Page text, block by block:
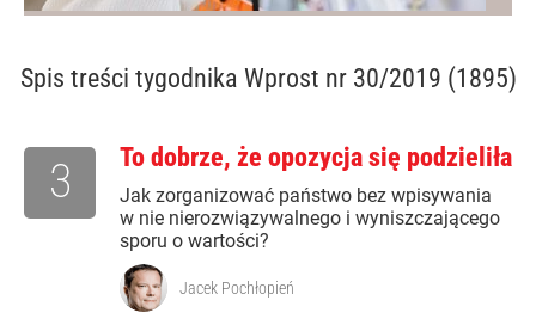
Spis treści tygodnika Wprost nr 30/2019 (1895)
To dobrze, że opozycja się podzieliła
Jak zorganizować państwo bez wpisywania
w nie nierozwiązywalnego i wyniszczającego
sporu o wartości?
3
Jacek Pochłopień